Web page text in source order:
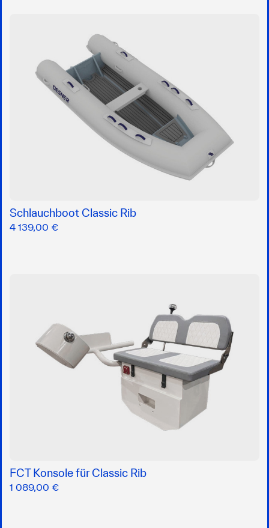
Schlauchboot Classic Rib
4 139,00 €
FCT Konsole für Classic Rib
1 089,00 €